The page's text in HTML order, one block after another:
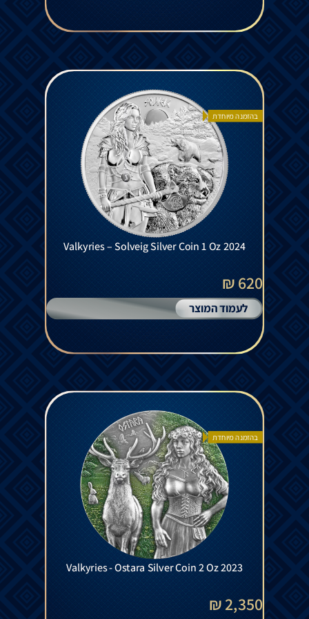
בהזמנה מיוחדת
Valkyries – Solveig Silver Coin 1 Oz 2024
620 ₪
לעמוד המוצר
בהזמנה מיוחדת
Valkyries - Ostara Silver Coin 2 Oz 2023
2,350 ₪